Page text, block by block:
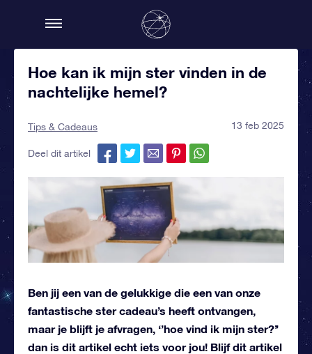
Hoe kan ik mijn ster vinden in de
nachtelijke hemel?
Tips & Cadeaus 13 feb 2025
Deel dit artikel
Ben jij een van de gelukkige die een van onze
fantastische ster cadeau’s heeft ontvangen,
maar je blijft je afvragen, ‘’hoe vind ik mijn ster?’’
dan is dit artikel echt iets voor jou! Blijf dit artikel